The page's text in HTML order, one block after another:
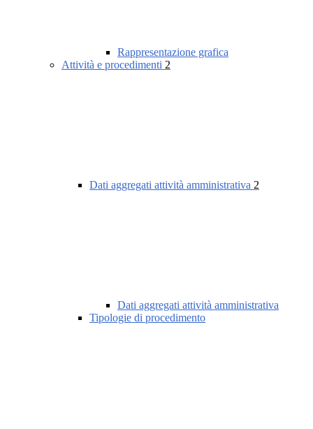
Rappresentazione grafica
Attività e procedimenti 2
Dati aggregati attività amministrativa 2
Dati aggregati attività amministrativa
Tipologie di procedimento